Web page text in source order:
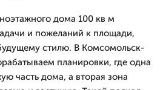
дома 100 кв м
и пожеланий к площади,
стилю. В Комсомольск-
планировки, где одна
часть дома, а вторая зона